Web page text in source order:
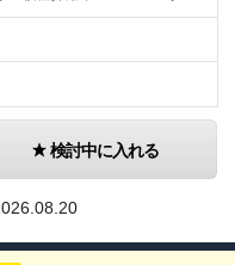
検討中に入れる